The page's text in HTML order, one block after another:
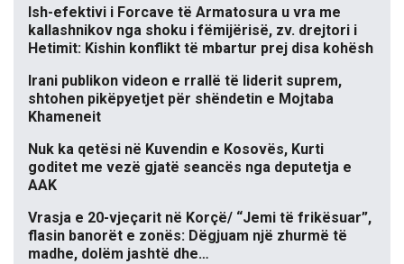
Ish-efektivi i Forcave të Armatosura u vra me
kallashnikov nga shoku i fëmijërisë, zv. drejtori i
Hetimit: Kishin konflikt të mbartur prej disa kohësh
Irani publikon videon e rrallë të liderit suprem,
shtohen pikëpyetjet për shëndetin e Mojtaba
Khameneit
Nuk ka qetësi në Kuvendin e Kosovës, Kurti
goditet me vezë gjatë seancës nga deputetja e
AAK
Vrasja e 20-vjeçarit në Korçë/ “Jemi të frikësuar”,
flasin banorët e zonës: Dëgjuam një zhurmë të
madhe, dolëm jashtë dhe…